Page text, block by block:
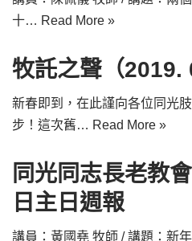
十… Read More »
牧託之聲（2019.
新春即到，在此謹向各位同光
步！這次舊… Read More »
同光同志長老教
日主日週報
講員：黃國堯 牧師 / 講題：新